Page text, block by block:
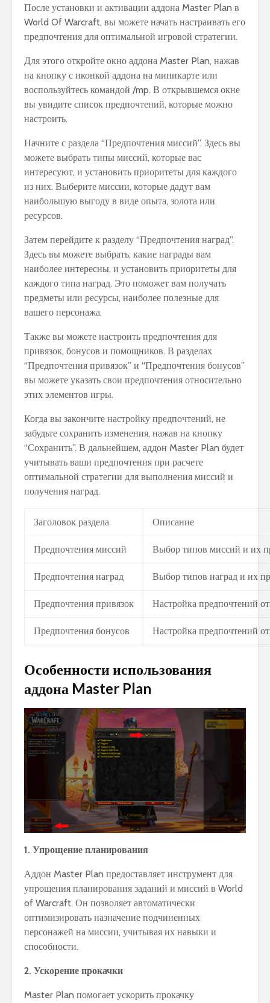
После установки и активации аддона Master Plan в
World Of Warcraft, вы можете начать настраивать его
предпочтения для оптимальной игровой стратегии.
Для этого откройте окно аддона Master Plan, нажав
на кнопку с иконкой аддона на миникарте или
воспользуйтесь командой /mp. В открывшемся окне
вы увидите список предпочтений, которые можно
настроить.
Начните с раздела “Предпочтения миссий”. Здесь вы
можете выбрать типы миссий, которые вас
интересуют, и установить приоритеты для каждого
из них. Выберите миссии, которые дадут вам
наибольшую выгоду в виде опыта, золота или
ресурсов.
Затем перейдите к разделу “Предпочтения наград”.
Здесь вы можете выбрать, какие награды вам
наиболее интересны, и установить приоритеты для
каждого типа наград. Это поможет вам получать
предметы или ресурсы, наиболее полезные для
вашего персонажа.
Также вы можете настроить предпочтения для
привязок, бонусов и помощников. В разделах
“Предпочтения привязок” и “Предпочтения бонусов”
вы можете указать свои предпочтения относительно
этих элементов игры.
Когда вы закончите настройку предпочтений, не
забудьте сохранить изменения, нажав на кнопку
“Сохранить”. В дальнейшем, аддон Master Plan будет
учитывать ваши предпочтения при расчете
оптимальной стратегии для выполнения миссий и
получения наград.
Заголовок раздела Описание
Предпочтения миссий Выбор типов миссий и их
Предпочтения наград Выбор типов наград и их
Предпочтения привязок Настройка предпочтений
Предпочтения бонусов Настройка предпочтений
Особенности использования
аддона Master Plan
1. Упрощение планирования
Аддон Master Plan предоставляет инструмент для
упрощения планирования заданий и миссий в World
of Warcraft. Он позволяет автоматически
оптимизировать назначение подчиненных
персонажей на миссии, учитывая их навыки и
способности.
2. Ускорение прокачки
Master Plan помогает ускорить прокачку